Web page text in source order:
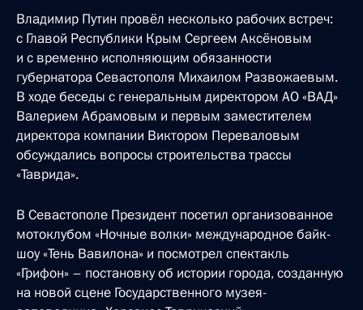
Владимир Путин провёл несколько рабочих встреч:
с Главой Республики Крым Сергеем Аксёновым
и с временно исполняющим обязанности
губернатора Севастополя Михаилом Развожаевым.
В ходе беседы с генеральным директором АО «ВАД»
Валерием Абрамовым и первым заместителем
директора компании Виктором Переваловым
обсуждались вопросы строительства трассы
«Таврида».
В Севастополе Президент посетил организованное
мотоклубом «Ночные волки» международное байк-
шоу «Тень Вавилона» и посмотрел спектакль
«Грифон» – постановку об истории города, созданную
на новой сцене Государственного музея-